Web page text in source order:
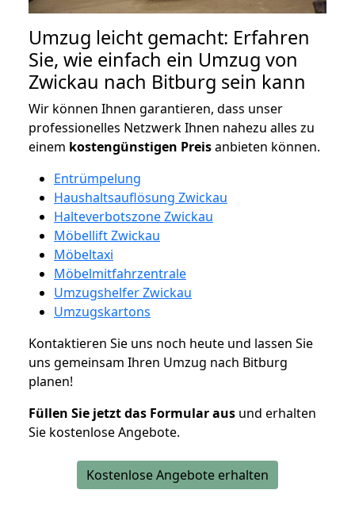
Umzug leicht gemacht: Erfahren
Sie, wie einfach ein Umzug von
Zwickau nach Bitburg sein kann
Wir können Ihnen garantieren, dass unser
professionelles Netzwerk Ihnen nahezu alles zu
einem kostengünstigen Preisanbieten können.
Entrümpelung
Haushaltsauflösung Zwickau
Halteverbotszone Zwickau
Möbellift Zwickau
Möbeltaxi
Möbelmitfahrzentrale
Umzugshelfer Zwickau
Umzugskartons
Kontaktieren Sie uns noch heute und lassen Sie
uns gemeinsam Ihren Umzug nach Bitburg
planen!
Füllen Sie jetzt das Formular aus und erhalten
Sie kostenlose Angebote.
Kostenlose Angebote erhalten